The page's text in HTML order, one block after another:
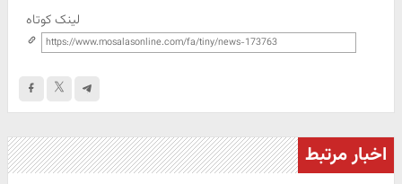
لینک کوتاه
اخبار مرتبط